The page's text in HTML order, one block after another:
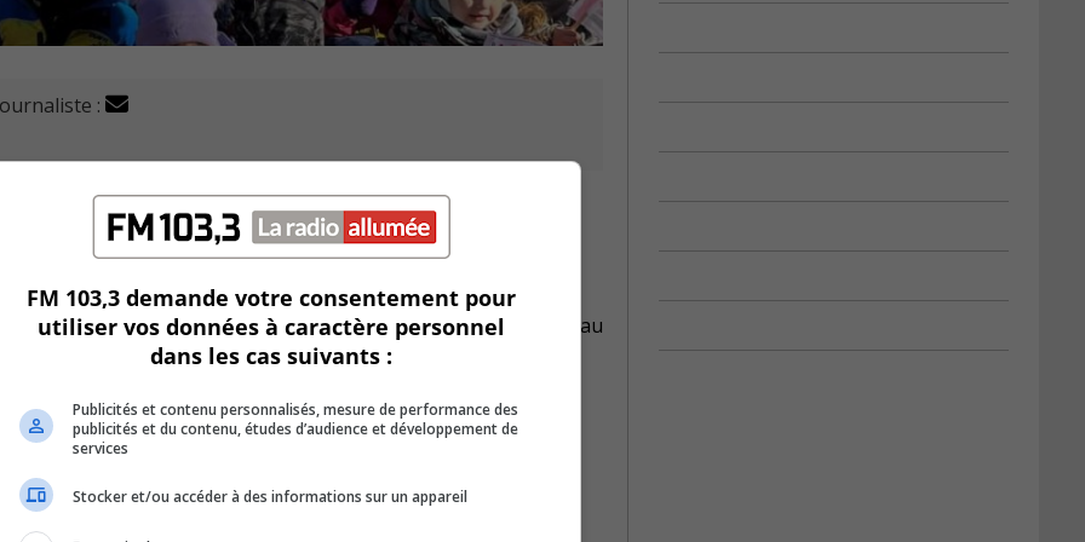
:
de la journée mondiale de l’enfance.
à la première édition de Levée de drapeaux.
de la Grande semaine des tout-petits (GSTP) fièrement au
jusqu’au 26 novembre.
enfance, invite l’ensemble de la population à se mobiliser.
FM 103,3 demande votre consentement pour
utiliser vos données à caractère personnel
dans les cas suivants :
Publicités et contenu personnalisés, mesure de performance des
publicités et du contenu, études d’audience et développement de
services
Stocker et/ou accéder à des informations sur un appareil